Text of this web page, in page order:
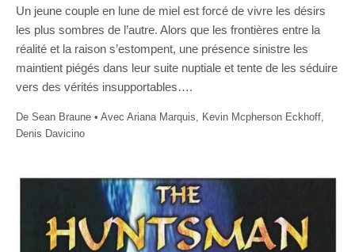
Un jeune couple en lune de miel est forcé de vivre les désirs
les plus sombres de l’autre. Alors que les frontières entre la
réalité et la raison s’estompent, une présence sinistre les
maintient piégés dans leur suite nuptiale et tente de les séduire
vers des vérités insupportables….
De Sean Braune • Avec Ariana Marquis, Kevin Mcpherson Eckhoff,
Denis Davicino